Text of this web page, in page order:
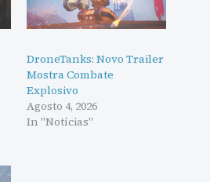
DroneTanks: Novo Trailer
Mostra Combate
Explosivo
Agosto 4, 2026
In "Notícias"